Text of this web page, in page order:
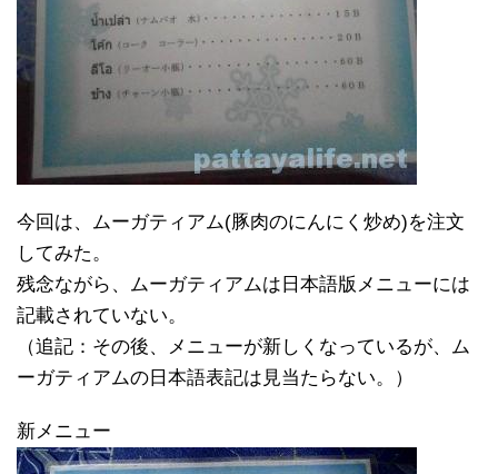
今回は、ムーガティアム(豚肉のにんにく炒め)を注文
してみた。
残念ながら、ムーガティアムは日本語版メニューには
記載されていない。
（追記：その後、メニューが新しくなっているが、ム
ーガティアムの日本語表記は見当たらない。）
新メニュー